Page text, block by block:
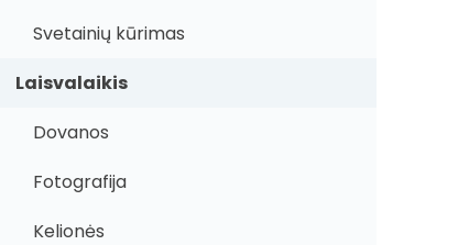
Svetainių kūrimas
Laisvalaikis
Dovanos
Fotografija
Kelionės